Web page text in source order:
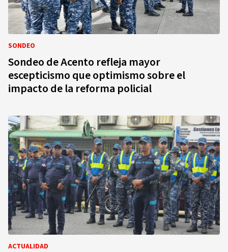
SONDEO
Sondeo de Acento refleja mayor
escepticismo que optimismo sobre el
impacto de la reforma policial
ACTUALIDAD